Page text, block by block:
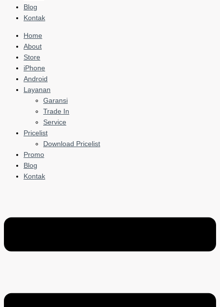
Blog
Kontak
Home
About
Store
iPhone
Android
Layanan
Garansi
Trade In
Service
Pricelist
Download Pricelist
Promo
Blog
Kontak